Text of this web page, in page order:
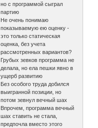
но с программой сыграл
партию
Не очень понимаю
показываемую ею оценку -
это только статическая
оценка, без учета
рассмотренных вариантов?
Грубых зевков программа не
делала, но ела пешки явно в
ущерб развитию
Без особого труда добился
выигранной позиции, но
потом зевнул вечный шах
Впрочем, программа вечный
шах ставить не стала,
предпочла вместо этого